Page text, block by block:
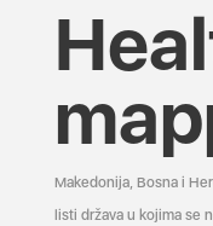
Makedonija, Bosna i
listi država u kojima se